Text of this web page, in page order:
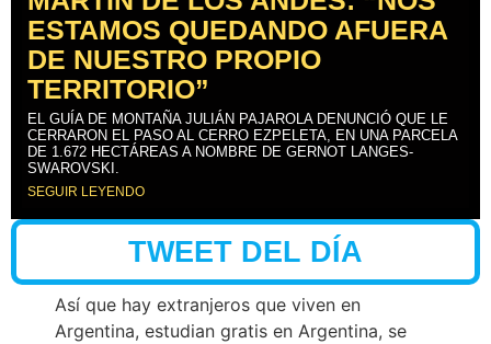
ESTAMOS QUEDANDO AFUERA
DE NUESTRO PROPIO
TERRITORIO”
EL GUÍA DE MONTAÑA JULIÁN PAJAROLA DENUNCIÓ QUE LE
CERRARON EL PASO AL CERRO EZPELETA, EN UNA PARCELA
DE 1.672 HECTÁREAS A NOMBRE DE GERNOT LANGES-
SWAROVSKI.
SEGUIR LEYENDO
TWEET DEL DÍA
Así que hay extranjeros que viven en
Argentina, estudian gratis en Argentina, se